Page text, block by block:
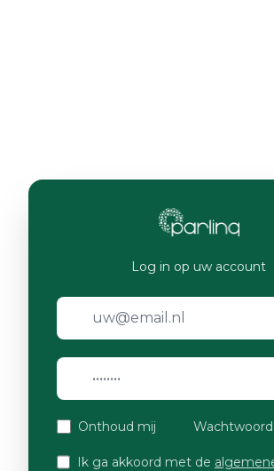
Log in op uw account
Onthoud mij
Ik ga akkoord met de